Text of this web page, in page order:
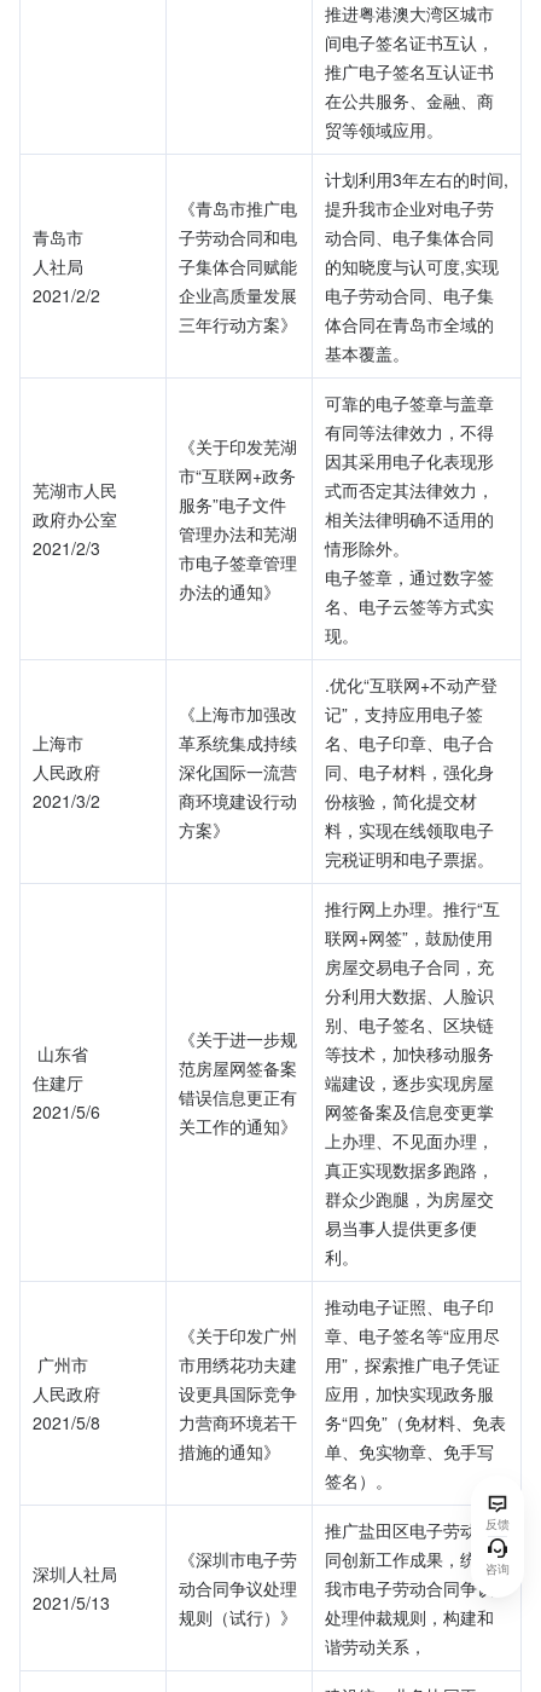
推进粤港澳大湾区城市
间电子签名证书互认，
推广电子签名互认证书
在公共服务、金融、商
贸等领域应用。
青岛市
人社局
2021/2/2
《青岛市推广电
子劳动合同和电
子集体合同赋能
企业高质量发展
三年行动方案》
计划利用3年左右的时间,
提升我市企业对电子劳
动合同、电子集体合同
的知晓度与认可度,实现
电子劳动合同、电子集
体合同在青岛市全域的
基本覆盖。
芜湖市人民
政府办公室
2021/2/3
《关于印发芜湖
市“互联网+政务
服务”电子文件
管理办法和芜湖
市电子签章管理
办法的通知》
可靠的电子签章与盖章
有同等法律效力，不得
因其采用电子化表现形
式而否定其法律效力，
相关法律明确不适用的
情形除外。
电子签章，通过数字签
名、电子云签等方式实
现。
上海市
人民政府
2021/3/2
《上海市加强改
革系统集成持续
深化国际一流营
商环境建设行动
方案》
.优化“互联网+不动产登
记”，支持应用电子签
名、电子印章、电子合
同、电子材料，强化身
份核验，简化提交材
料，实现在线领取电子
完税证明和电子票据。
山东省
住建厅
2021/5/6
《关于进一步规
范房屋网签备案
错误信息更正有
关工作的通知》
推行网上办理。推行“互
联网+网签”，鼓励使用
房屋交易电子合同，充
分利用大数据、人脸识
别、电子签名、区块链
等技术，加快移动服务
端建设，逐步实现房屋
网签备案及信息变更掌
上办理、不见面办理，
真正实现数据多跑路，
群众少跑腿，为房屋交
易当事人提供更多便
利。
广州市
人民政府
2021/5/8
《关于印发广州
市用绣花功夫建
设更具国际竞争
力营商环境若干
措施的通知》
推动电子证照、电子印
章、电子签名等“应用尽
用”，探索推广电子凭证
应用，加快实现政务服
务“四免”（免材料、免表
单、免实物章、免手写
签名）。
深圳人社局
2021/5/13
《深圳市电子劳
动合同争议处理
规则（试行）》
推广盐田区电子劳动合
同创新工作成果，统一
我市电子劳动合同争议
处理仲裁规则，构建和
谐劳动关系，
反馈
咨询